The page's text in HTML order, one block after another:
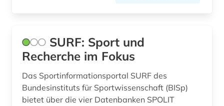
SURF: Sport und
Recherche im Fokus
Das Sportinformationsportal SURF des
Bundesinstituts für Sportwissenschaft (BISp)
bietet über die vier Datenbanken SPOLIT